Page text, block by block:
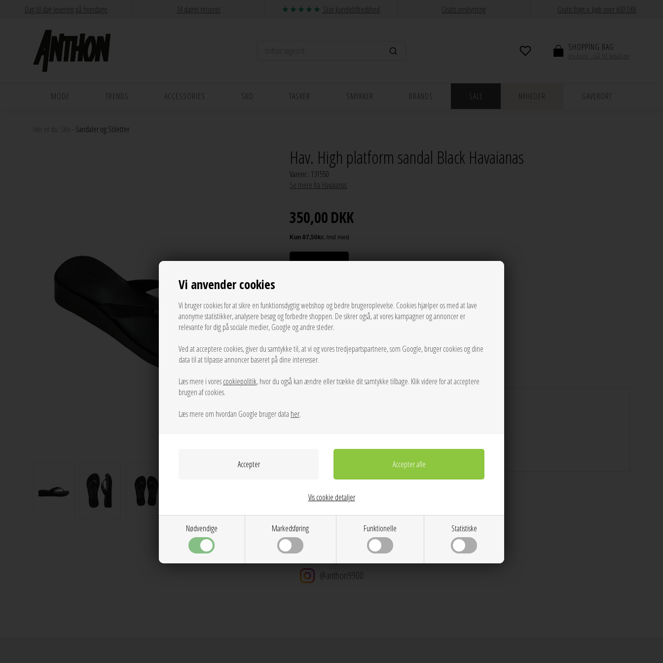
Vi anvender cookies
Vi bruger cookies for at sikre en funktionsdygtig webshop og bedre brugeroplevelse. Cookies hjælper os med at lave
anonyme statistikker, analysere besøg og forbedre shoppen. De sikrer også, at vores kampagner og annoncer er
relevante for dig på sociale medier, Google og andre steder.
Ved at acceptere cookies, giver du samtykke til, at vi og vores tredjepartspartnere, som Google, bruger cookies og dine
data til at tilpasse annoncer baseret på dine interesser.
Læs mere i vorescookiepolitik, hvor du også kan ændre eller trække dit samtykke tilbage. Klik videre for at acceptere
brugen af cookies.
Læs mere om hvordan Google bruger data her.
Nødvendige Markedsføring Funktionelle Statistiske
Vis cookie detaljer
Dag til dag levering på hverdage 14 dages returret Stor kundetilfredshed Gratis ombytning Gratis fragt v. køb over 600 DKK
SHOPPING BAG
MODE TRENDS ACCESSORIES SKO TASKER SMYKKER BRANDS SALE NYHEDER GAVEKORT
Her er du: Sandaler og Stiletter
Hav. High platform sandal Black Havaianas
Varenr.: 131550
Se mere fra Havaianas
350,00DKK
Tilføj til Ønskeskyen
Info Spørg til varen Levering
@anthon9900